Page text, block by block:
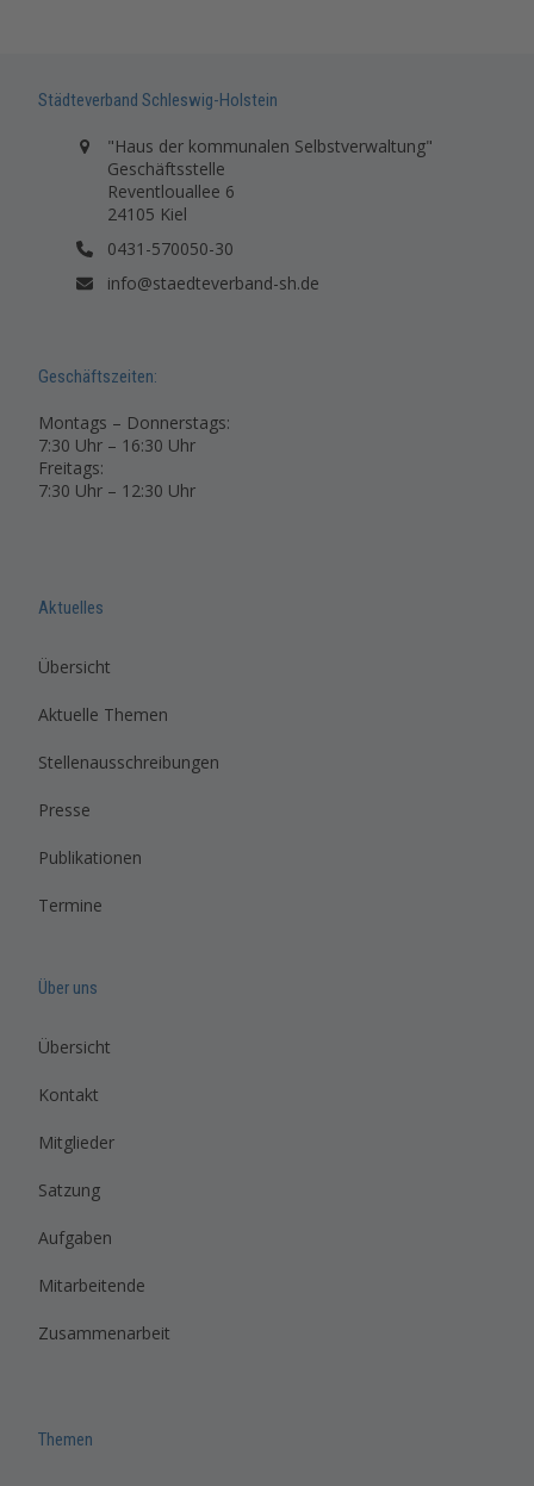
Städteverband Schleswig-Holstein
"Haus der kommunalen Selbstverwaltung"
Geschäftsstelle
Reventlouallee 6
24105 Kiel
0431-570050-30
info@staedteverband-sh.de
Geschäftszeiten:
Montags – Donnerstags:
7:30 Uhr – 16:30 Uhr
Freitags:
7:30 Uhr – 12:30 Uhr
Aktuelles
Übersicht
Aktuelle Themen
Stellenausschreibungen
Presse
Publikationen
Termine
Über uns
Übersicht
Kontakt
Mitglieder
Satzung
Aufgaben
Mitarbeitende
Zusammenarbeit
Themen